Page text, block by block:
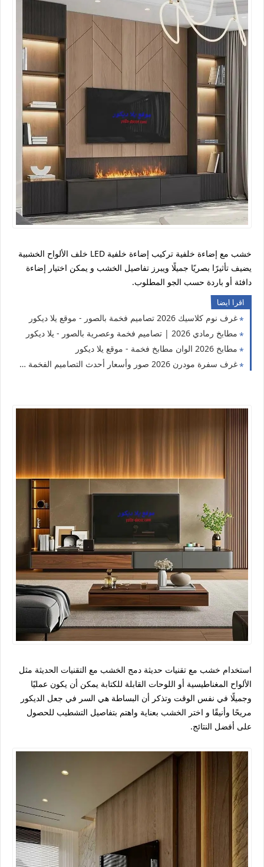
خشب مع إضاءة خلفية تركيب إضاءة خلفية LED خلف الألواح الخشبية
يضيف تأثيرًا بصريًا جميلًا ويبرز تفاصيل الخشب و يمكن اختيار إضاءة
دافئة أو باردة حسب الجو المطلوب.
اقرا ايضا
غرف نوم كلاسيك 2026 تصاميم فخمة بالصور - موقع يلا ديكور
مطابخ رمادي 2026 | تصاميم فخمة وعصرية بالصور - يلا ديكور
مطابخ 2026 الوان مطابخ فخمة - موقع يلا ديكور
غرف سفرة مودرن 2026 صور وأسعار أحدث التصاميم الفخمة - موقع يلا ديكور
استخدام خشب مع تقنيات حديثة دمج الخشب مع التقنيات الحديثة مثل
الألواح المغناطيسية أو اللوحات القابلة للكتابة يمكن أن يكون عمليًا
وجميلًا في نفس الوقت وتذكر أن البساطة هي السر في جعل الديكور
مريحًا وأنيقًا و اختر الخشب بعناية واهتم بتفاصيل التشطيب للحصول
على أفضل النتائج.